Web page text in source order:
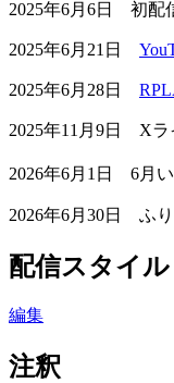
2025年6月6日 初配
2025年6月21日
2025年6月28日
2025年11月9日 Xラ
2026年6月1日 6月
2026年6月30日 ふ
配信スタイル
編集
注釈